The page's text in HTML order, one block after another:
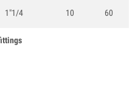
1"1/4 10 60